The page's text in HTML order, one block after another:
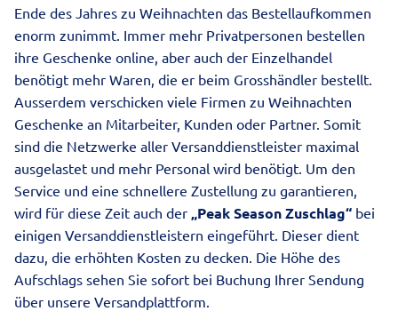
Ende des Jahres zu Weihnachten das Bestellaufkommen
enorm zunimmt. Immer mehr Privatpersonen bestellen
ihre Geschenke online, aber auch der Einzelhandel
benötigt mehr Waren, die er beim Grosshändler bestellt.
Ausserdem verschicken viele Firmen zu Weihnachten
Geschenke an Mitarbeiter, Kunden oder Partner. Somit
sind die Netzwerke aller Versanddienstleister maximal
ausgelastet und mehr Personal wird benötigt. Um den
Service und eine schnellere Zustellung zu garantieren,
wird für diese Zeit auch der „Peak Season Zuschlag“ bei
einigen Versanddienstleistern eingeführt. Dieser dient
dazu, die erhöhten Kosten zu decken. Die Höhe des
Aufschlags sehen Sie sofort bei Buchung Ihrer Sendung
über unsere Versandplattform.